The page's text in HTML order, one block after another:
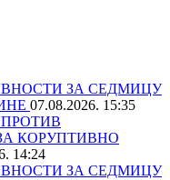
ЗА СЕДМИЦУ
07.08.2026. 15:35
КОРУПТИВНО
14:24
ЗА СЕДМИЦУ